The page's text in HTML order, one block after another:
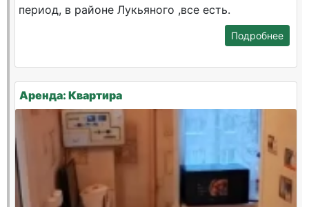
период, в районе Лукьяного ,все есть.
Подробнее
Аренда: Квартира